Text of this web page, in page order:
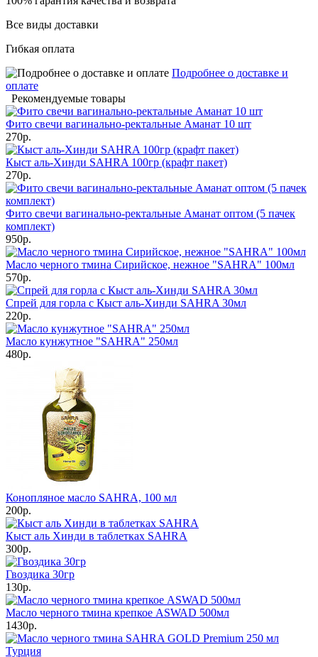
Все виды доставки
Гибкая оплата
Подробнее о доставке и
оплате
Рекомендуемые товары
Фито свечи вагинально-ректальные Аманат 10 шт
270р.
Кыст аль-Хинди SAHRA 100гр (крафт пакет)
270р.
Фито свечи вагинально-ректальные Аманат оптом (5 пачек
комплект)
950р.
Масло черного тмина Сирийское, нежное "SAHRA" 100мл
570р.
Спрей для горла с Кыст аль-Хинди SAHRA 30мл
220р.
Масло кунжутное "SAHRA" 250мл
480р.
Конопляное масло SAHRA, 100 мл
200р.
Кыст аль Хинди в таблетках SAHRA
300р.
Гвоздика 30гр
130р.
Масло черного тмина крепкое ASWAD 500мл
1430р.